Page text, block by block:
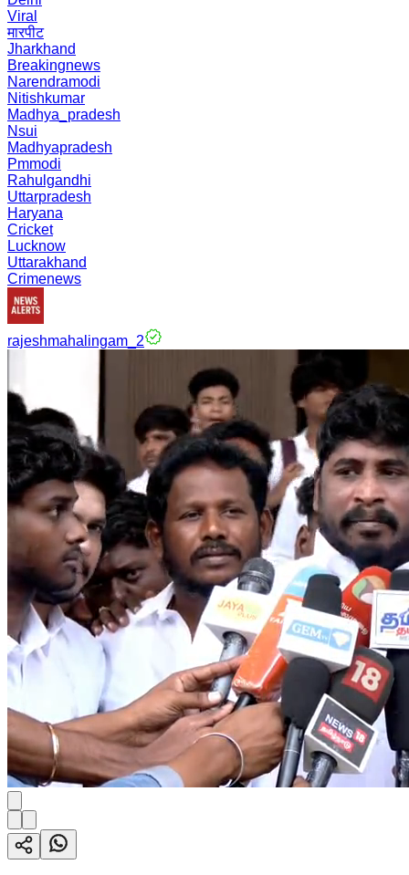
Viral
मारपीट
Jharkhand
Breakingnews
Narendramodi
Nitishkumar
Madhya_pradesh
Nsui
Madhyapradesh
Pmmodi
Rahulgandhi
Uttarpradesh
Haryana
Cricket
Lucknow
Uttarakhand
Crimenews
rajeshmahalingam_2